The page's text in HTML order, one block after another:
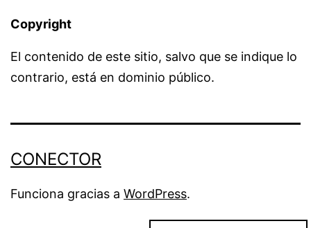
Copyright
El contenido de este sitio, salvo que se indique lo
contrario, está en dominio público.
CONECTOR
Funciona gracias a WordPress.